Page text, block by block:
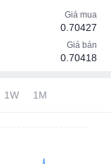
Giá mua
0.70427
Giá bán
0.70418
1W 1M